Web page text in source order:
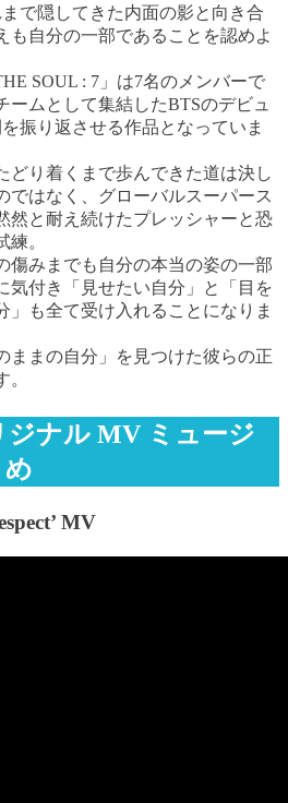
で隠してきた内面の影と向き合
も自分の一部であることを認めよ
SOUL : 7」は7名のメンバーで
ームとして集結したBTSのデビュ
振り返させる作品となっていま
どり着くまで歩んできた道は決し
ではなく、グローバルスーパース
然と耐え続けたプレッシャーと恐
練。
傷みまでも自分の本当の姿の一部
気付き「見せたい自分」と「目を
」も全て受け入れることになりま
ままの自分」を見つけた彼らの正
。
ジナル MV ミュージ
MV